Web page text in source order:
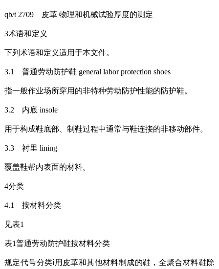
qb/t 2709 皮革 物理和机械试验厚度的测定
3术语和定义
下列术语和定义适用于本文件。
3.1 普通劳动防护鞋 general labor protection shoes
指一般作业场所穿用的非特种劳动防护性能的防护鞋。
3.2 内底 insole
用于构成鞋底部、制鞋过程中通常与鞋连接的非移动部件。
3.3 衬里 lining
覆盖鞋帮内表面的材料。
4分类
4.1 按材料分类
见表1
表1普通劳动防护鞋按材料分类
规定代号分类ⅰ用皮革和其他材料制成的鞋，全聚合材料鞋除